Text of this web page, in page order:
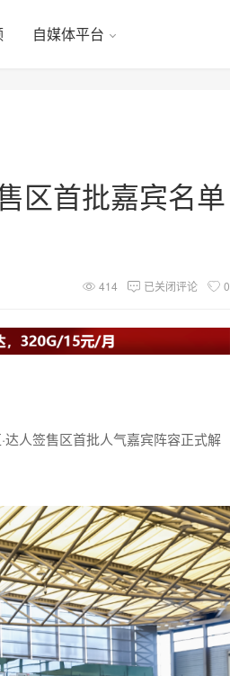
自媒体平台
区首批嘉宾名单
414 已关闭评论 0
人签售区首批人气嘉宾阵容正式解